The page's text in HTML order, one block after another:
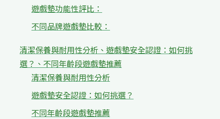
遊戲墊功能性評比：
不同品牌遊戲墊比較：
清潔保養與耐用性分析、遊戲墊安全認證：如何挑
選？、不同年齡段遊戲墊推薦
清潔保養與耐用性分析
遊戲墊安全認證：如何挑選？
不同年齡段遊戲墊推薦